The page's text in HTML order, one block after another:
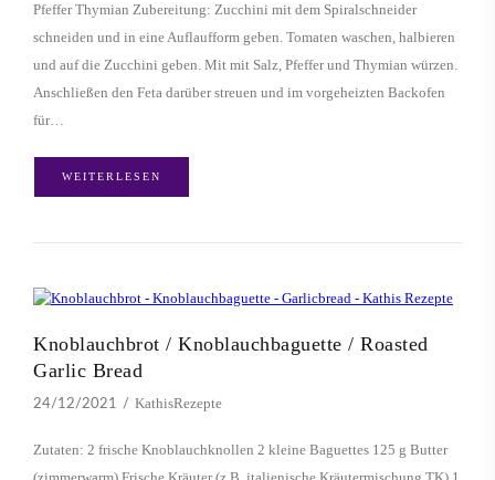
Pfeffer Thymian Zubereitung: Zucchini mit dem Spiralschneider
schneiden und in eine Auflaufform geben. Tomaten waschen, halbieren
und auf die Zucchini geben. Mit mit Salz, Pfeffer und Thymian würzen.
Anschließen den Feta darüber streuen und im vorgeheizten Backofen
für…
WEITERLESEN
Knoblauchbrot / Knoblauchbaguette / Roasted
Garlic Bread
24/12/2021 KathisRezepte
Zutaten: 2 frische Knoblauchknollen 2 kleine Baguettes 125 g Butter